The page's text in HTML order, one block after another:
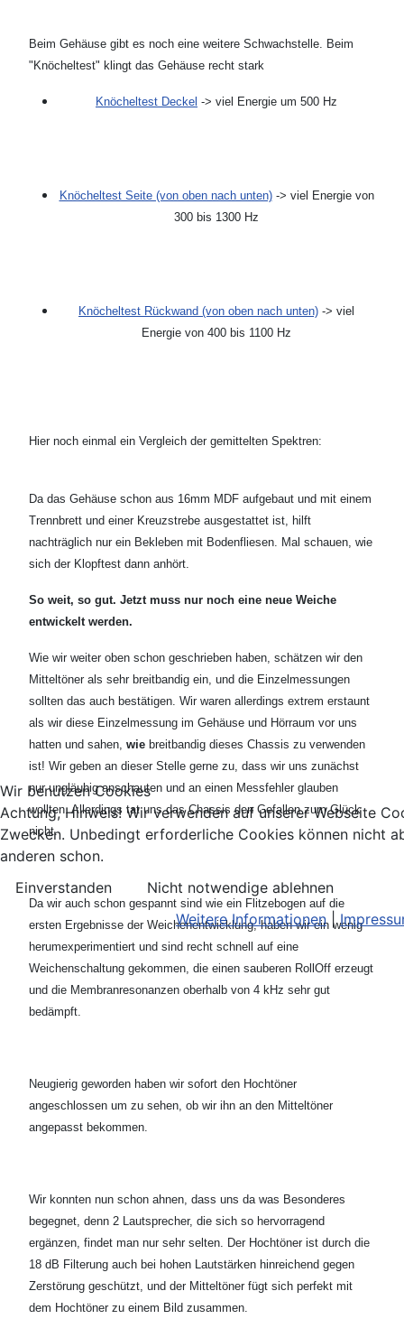
Beim Gehäuse gibt es noch eine weitere Schwachstelle. Beim
"Knöcheltest" klingt das Gehäuse recht stark
Knöcheltest Deckel -> viel Energie um 500 Hz
Knöcheltest Seite (von oben nach unten)-> viel Energie von
300 bis 1300 Hz
Knöcheltest Rückwand (von oben nach unten) -> viel
Energie von 400 bis 1100 Hz
Hier noch einmal ein Vergleich der gemittelten Spektren:
Da das Gehäuse schon aus 16mm MDF aufgebaut und mit einem
Trennbrett und einer Kreuzstrebe ausgestattet ist, hilft
nachträglich nur ein Bekleben mit Bodenfliesen. Mal schauen, wie
sich der Klopftest dann anhört.
So weit, so gut. Jetzt muss nur noch eine neue Weiche
entwickelt werden.
Wie wir weiter oben schon geschrieben haben, schätzen wir den
Mitteltöner als sehr breitbandig ein, und die Einzelmessungen
sollten das auch bestätigen. Wir waren allerdings extrem erstaunt
als wir diese Einzelmessung im Gehäuse und Hörraum vor uns
hatten und sahen, wie breitbandig dieses Chassis zu verwenden
ist! Wir geben an dieser Stelle gerne zu, dass wir uns zunächst
nur ungläubig anschauten und an einen Messfehler glauben
wollten. Allerdings tat uns das Chassis den Gefallen zum Glück
nicht.
Da wir auch schon gespannt sind wie ein Flitzebogen auf die
ersten Ergebnisse der Weichenentwicklung, haben wir ein wenig
herumexperimentiert und sind recht schnell auf eine
Weichenschaltung gekommen, die einen sauberen RollOff erzeugt
und die Membranresonanzen oberhalb von 4 kHz sehr gut
bedämpft.
Neugierig geworden haben wir sofort den Hochtöner
angeschlossen um zu sehen, ob wir ihn an den Mitteltöner
angepasst bekommen.
Wir konnten nun schon ahnen, dass uns da was Besonderes
begegnet, denn 2 Lautsprecher, die sich so hervorragend
ergänzen, findet man nur sehr selten. Der Hochtöner ist durch die
18 dB Filterung auch bei hohen Lautstärken hinreichend gegen
Zerstörung geschützt, und der Mitteltöner fügt sich perfekt mit
dem Hochtöner zu einem Bild zusammen.
Wir benutzen Cookies
Achtung, Hinweis! Wir verwenden auf unserer Webseite
Zwecken. Unbedingt erforderliche Cookies können nicht
anderen schon.
Einverstanden
Nicht notwendige ablehnen
Weitere Informationen|